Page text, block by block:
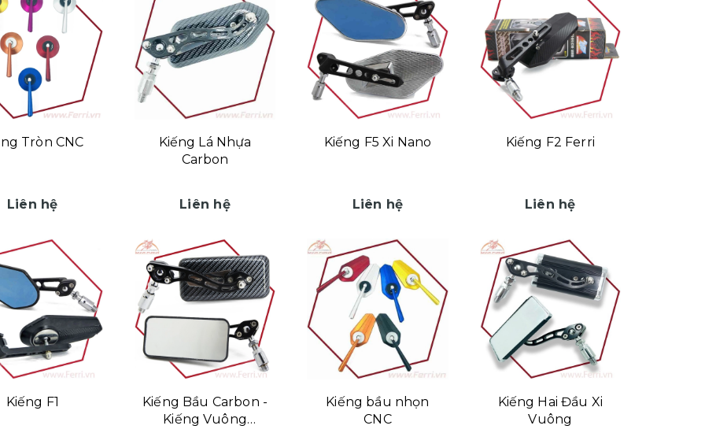
Tròn CNC
Liên hệ
Kiếng Lá Nhựa
Carbon
Liên hệ
Kiếng F5 Xi Nano
Liên hệ
Kiếng F2 Ferri
Liên hệ
Kiếng F1
Kiếng Bầu Carbon -
Kiếng Vuông
Kiếng bầu nhọn
CNC
Kiếng Hai Đầu Xi
Vuông